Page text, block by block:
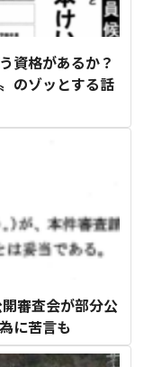
資格があるか？
のゾッとする話
審査会が部分公
に苦言も